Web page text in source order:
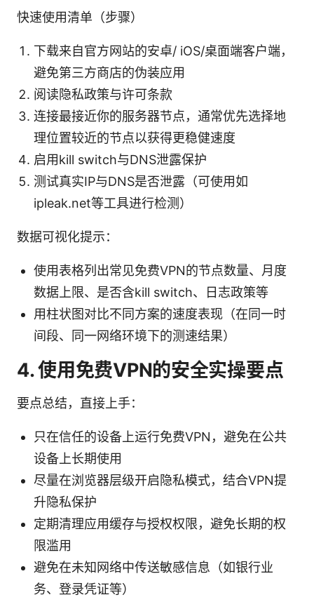
快速使用清单（步骤）
下载来自官方网站的安卓/ iOS/桌面端客户端，
避免第三方商店的伪装应用
阅读隐私政策与许可条款
连接最接近你的服务器节点，通常优先选择地
理位置较近的节点以获得更稳健速度
启用kill switch与DNS泄露保护
测试真实IP与DNS是否泄露（可使用如
ipleak.net等工具进行检测）
数据可视化提示：
使用表格列出常见免费VPN的节点数量、月度
数据上限、是否含kill switch、日志政策等
用柱状图对比不同方案的速度表现（在同一时
间段、同一网络环境下的测速结果）
4. 使用免费VPN的安全实操要点
要点总结，直接上手：
只在信任的设备上运行免费VPN，避免在公共
设备上长期使用
尽量在浏览器层级开启隐私模式，结合VPN提
升隐私保护
定期清理应用缓存与授权权限，避免长期的权
限滥用
避免在未知网络中传送敏感信息（如银行业
务、登录凭证等）